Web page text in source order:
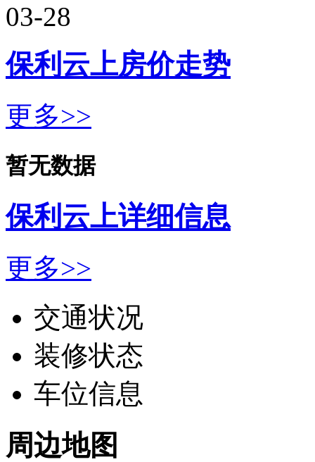
03-28
保利云上房价走势
更多>>
暂无数据
保利云上详细信息
更多>>
交通状况
装修状态
车位信息
周边地图